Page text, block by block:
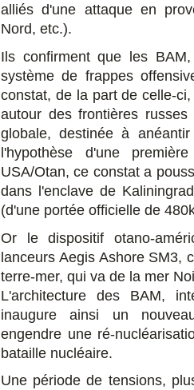
alliés d'une attaque en
Nord, etc.).
Ils confirment que les
système de frappes
constat, de la part de celle-
autour des frontières
globale, destinée à
l'hypothèse d'une
USA/Otan, ce constat a
dans l'enclave de
(d'une portée officielle de
Or le dispositif otano-
lanceurs Aegis Ashore SM3,
terre-mer, qui va de la mer
L'architecture des BAM,
inaugure ainsi un
engendre une ré-
bataille nucléaire.
Une période de tensions,